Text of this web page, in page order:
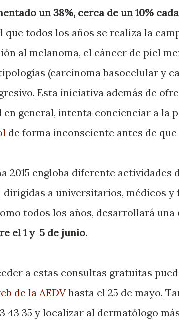
un 38%, cerca de un 10%
que todos los años se realiza la
al melanoma, el cáncer de piel
(carcinoma basocelular y
Esta iniciativa además de
en general, intenta concienciar a la
de forma inconsciente antes de
2015 engloba diferente actividades
a universitarios, médicos y
todos los años, desarrollará una
el 1 y 5 de junio.
a estas consultas gratuitas
de la AEDVhasta el 25 de mayo.
43 35 y localizar al dermatólogo